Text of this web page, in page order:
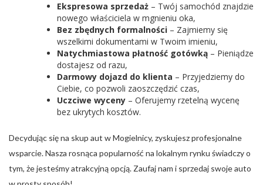
Ekspresowa sprzedaż – Twój samochód znajdzie
nowego właściciela w mgnieniu oka,
Bez zbędnych formalności – Zajmiemy się
wszelkimi dokumentami w Twoim imieniu,
Natychmiastowa płatność gotówką – Pieniądze
dostajesz od razu,
Darmowy dojazd do klienta – Przyjedziemy do
Ciebie, co pozwoli zaoszczędzić czas,
Uczciwe wyceny – Oferujemy rzetelną wycenę
bez ukrytych kosztów.
Decydując się na skup aut w Mogielnicy, zyskujesz profesjonalne
wsparcie. Nasza rosnąca popularność na lokalnym rynku świadczy o
tym, że jesteśmy atrakcyjną opcją. Zaufaj nam i sprzedaj swoje auto